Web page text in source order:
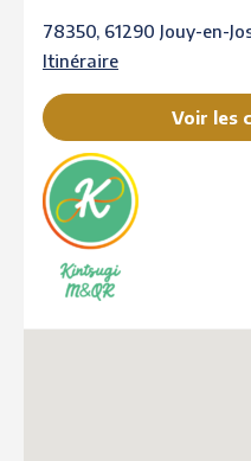
78350, 61290 Jouy-en-
Itinéraire
Voir les